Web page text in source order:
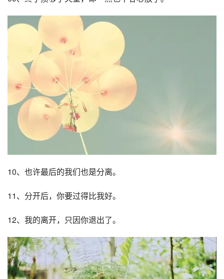
10、也许最后的我们也是分离。
11、分开后，你要过得比我好。
12、我的离开，只因你退出了。